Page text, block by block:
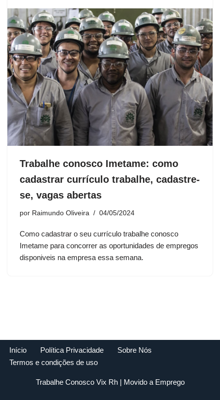
Trabalhe conosco Imetame: como
cadastrar currículo trabalhe, cadastre-
se, vagas abertas
por Raimundo Oliveira 04/05/2024
Como cadastrar o seu currículo trabalhe conosco
Imetame para concorrer as oportunidades de empregos
disponiveis na empresa essa semana.
Início Política Privacidade
Sobre Nós
Termos e condições de uso
Trabalhe Conosco Vix Rh| Movido a Emprego